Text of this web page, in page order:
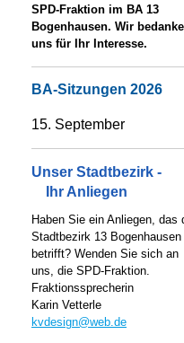
SPD-Fraktion im BA 13
Bogenhausen. Wir
uns für Ihr Interesse.
BA-Sitzungen 2026
15. September
Unser Stadtbezirk
Ihr Anliegen
Haben Sie ein Anliegen, das
Stadtbezirk 13 Bogenhausen
betrifft? Wenden Sie sich an
uns, die SPD-Fraktion.
Fraktionssprecherin
Karin Vetterle
kvdesign@web.de